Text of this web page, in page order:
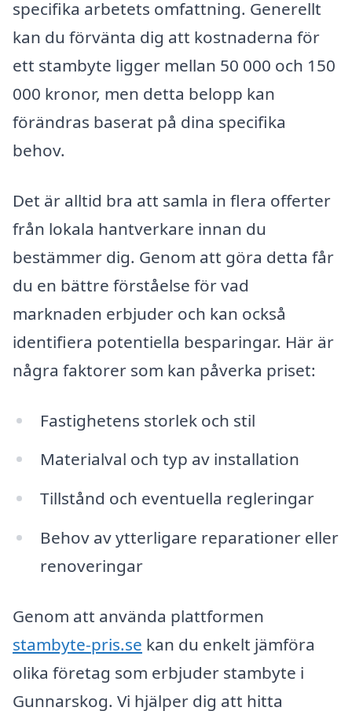
specifika arbetets omfattning. Generellt
kan du förvänta dig att kostnaderna för
ett stambyte ligger mellan 50 000 och 150
000 kronor, men detta belopp kan
förändras baserat på dina specifika
behov.
Det är alltid bra att samla in flera offerter
från lokala hantverkare innan du
bestämmer dig. Genom att göra detta får
du en bättre förståelse för vad
marknaden erbjuder och kan också
identifiera potentiella besparingar. Här är
några faktorer som kan påverka priset:
Fastighetens storlek och stil
Materialval och typ av installation
Tillstånd och eventuella regleringar
Behov av ytterligare reparationer eller
renoveringar
Genom att använda plattformen
stambyte-pris.se kan du enkelt jämföra
olika företag som erbjuder stambyte i
Gunnarskog. Vi hjälper dig att hitta